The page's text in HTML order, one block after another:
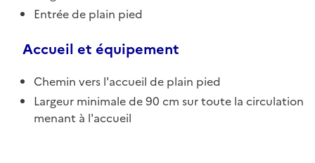
Entrée de plain pied
Accueil et équipement
Chemin vers l'accueil de plain pied
Largeur minimale de 90 cm sur toute la circulation
menant à l'accueil